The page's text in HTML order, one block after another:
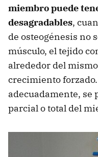
miembro puede
desagradables,
de osteogénesis no
músculo, el tejido
alrededor del
crecimiento
adecuadamente,
parcial o total del